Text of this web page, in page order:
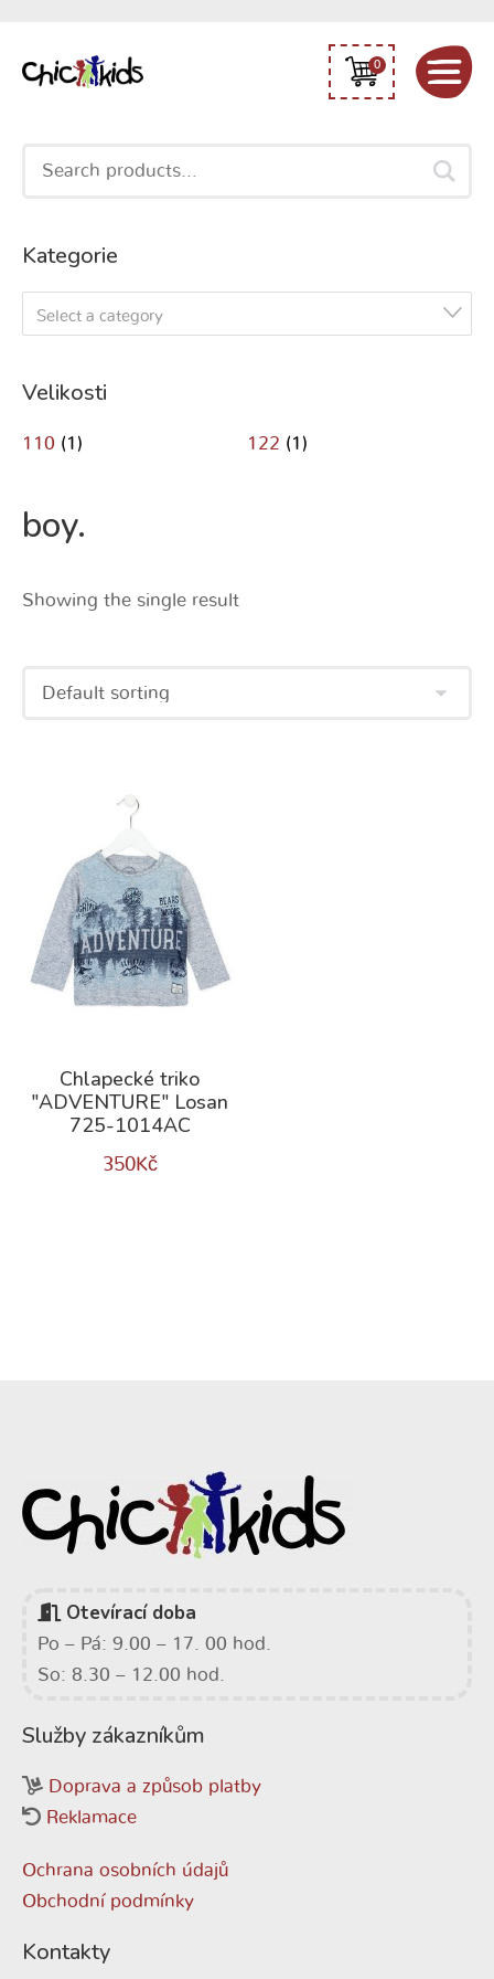
0
Search
Kategorie
Select a category
Velikosti
110 (1) 122 (1)
boy.
Showing the single result
Chlapecké triko
"ADVENTURE" Losan
725-1014AC
350Kč
Otevírací doba
Po – Pá: 9.00 – 17. 00 hod.
So: 8.30 – 12.00 hod.
Služby zákazníkům
Doprava a způsob platby
Reklamace
Ochrana osobních údajů
Obchodní podmínky
Kontakty